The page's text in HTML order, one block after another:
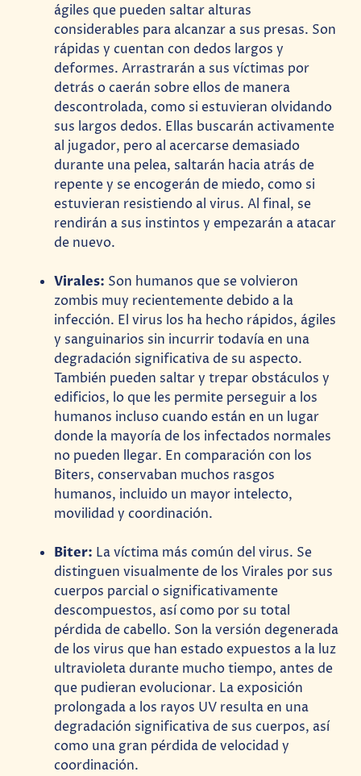
ágiles que pueden saltar alturas
considerables para alcanzar a sus presas. Son
rápidas y cuentan con dedos largos y
deformes. Arrastrarán a sus víctimas por
detrás o caerán sobre ellos de manera
descontrolada, como si estuvieran olvidando
sus largos dedos. Ellas buscarán activamente
al jugador, pero al acercarse demasiado
durante una pelea, saltarán hacia atrás de
repente y se encogerán de miedo, como si
estuvieran resistiendo al virus. Al final, se
rendirán a sus instintos y empezarán a atacar
de nuevo.
Virales: Son humanos que se volvieron
zombis muy recientemente debido a la
infección. El virus los ha hecho rápidos, ágiles
y sanguinarios sin incurrir todavía en una
degradación significativa de su aspecto.
También pueden saltar y trepar obstáculos y
edificios, lo que les permite perseguir a los
humanos incluso cuando están en un lugar
donde la mayoría de los infectados normales
no pueden llegar. En comparación con los
Biters, conservaban muchos rasgos
humanos, incluido un mayor intelecto,
movilidad y coordinación.
Biter: La víctima más común del virus. Se
distinguen visualmente de los Virales por sus
cuerpos parcial o significativamente
descompuestos, así como por su total
pérdida de cabello. Son la versión degenerada
de los virus que han estado expuestos a la luz
ultravioleta durante mucho tiempo, antes de
que pudieran evolucionar. La exposición
prolongada a los rayos UV resulta en una
degradación significativa de sus cuerpos, así
como una gran pérdida de velocidad y
coordinación.